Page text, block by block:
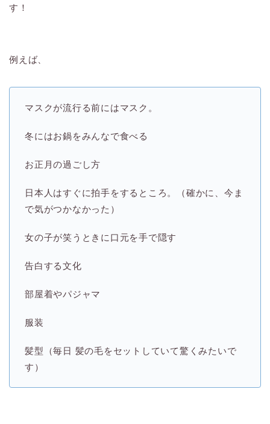
す！
例えば、
マスクが流行る前にはマスク。
冬にはお鍋をみんなで食べる
お正月の過ごし方
日本人はすぐに拍手をするところ。（確かに、今ま
で気がつかなかった）
女の子が笑うときに口元を手で隠す
告白する文化
部屋着やパジャマ
服装
髪型（毎日 髪の毛をセットしていて驚くみたいで
す）